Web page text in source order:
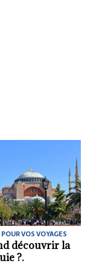
VOS VOYAGES
période
Ankara.